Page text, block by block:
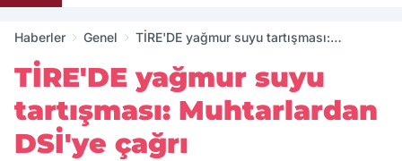
Haberler Genel
TİRE'DE yağmur suyu tartışması:
TİRE'DE yağmur suyu
tartışması: Muhtarlardan
DSİ'ye çağrı